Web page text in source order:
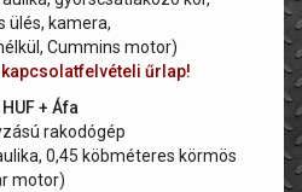
ülés, kamera,
Cummins motor)
űrlap!
+ Áfa
rakodógép
0,45 köbméteres körmös
motor)